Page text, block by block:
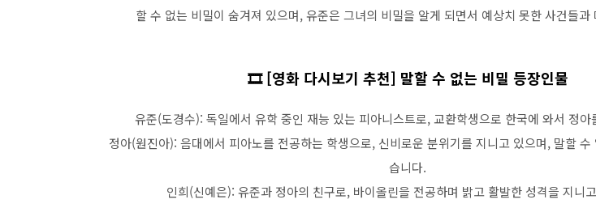
할 수 없는 비밀이 숨겨져 있으며, 유준은 그녀의 비밀을 알게 되면서 예상치 못한 사건들과
🎞️ [영화 다시보기 추천] 말할 수 없는 비밀 등장인물
유준(도경수): 독일에서 유학 중인 재능 있는 피아니스트로, 교환학생으로 한국에 와서 정아
정아(원진아): 음대에서 피아노를 전공하는 학생으로, 신비로운 분위기를 지니고 있으며, 말할 수
습니다.
인희(신예은): 유준과 정아의 친구로, 바이올린을 전공하며 밝고 활발한 성격을 지니